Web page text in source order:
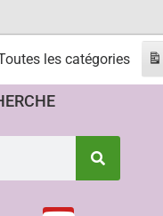
les catégories